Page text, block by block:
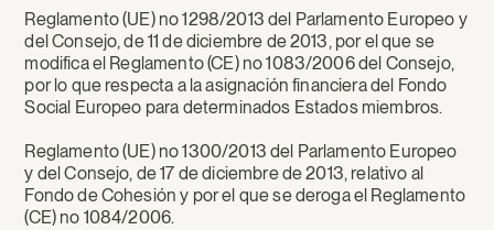
Reglamento (UE) no 1298/2013 del Parlamento Europeo y
del Consejo, de 11 de diciembre de 2013, por el que se
modifica el Reglamento (CE) no 1083/2006 del Consejo,
por lo que respecta a la asignación financiera del Fondo
Social Europeo para determinados Estados miembros.
Reglamento (UE) no 1300/2013 del Parlamento Europeo
y del Consejo, de 17 de diciembre de 2013, relativo al
Fondo de Cohesión y por el que se deroga el Reglamento
(CE) no 1084/2006.